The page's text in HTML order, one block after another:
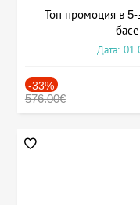
Топ промоция в
Дата:
-33%
576.00€